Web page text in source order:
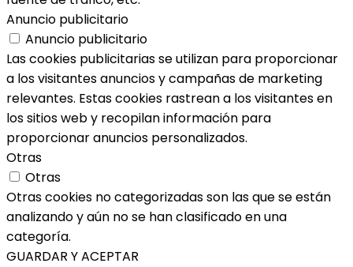
Anuncio publicitario
Anuncio publicitario
Las cookies publicitarias se utilizan para proporcionar
a los visitantes anuncios y campañas de marketing
relevantes. Estas cookies rastrean a los visitantes en
los sitios web y recopilan información para
proporcionar anuncios personalizados.
Otras
Otras
Otras cookies no categorizadas son las que se están
analizando y aún no se han clasificado en una
categoría.
GUARDAR Y ACEPTAR